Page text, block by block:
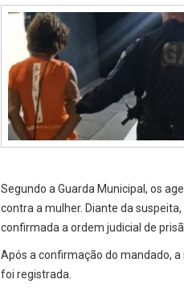
Segundo a Guarda Municipal, os
contra a mulher. Diante da
confirmada a ordem judicial de
Após a confirmação do mandado,
foi registrada.